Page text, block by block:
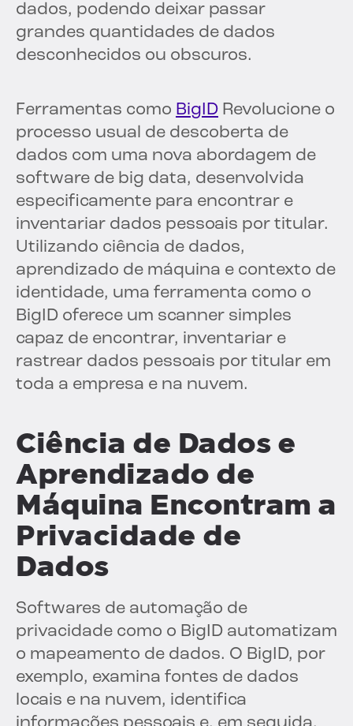
dados, podendo deixar passar
grandes quantidades de dados
desconhecidos ou obscuros.
Ferramentas como BigID Revolucione o
processo usual de descoberta de
dados com uma nova abordagem de
software de big data, desenvolvida
especificamente para encontrar e
inventariar dados pessoais por titular.
Utilizando ciência de dados,
aprendizado de máquina e contexto de
identidade, uma ferramenta como o
BigID oferece um scanner simples
capaz de encontrar, inventariar e
rastrear dados pessoais por titular em
toda a empresa e na nuvem.
Ciência de Dados e
Aprendizado de
Máquina Encontram a
Privacidade de
Dados
Softwares de automação de
privacidade como o BigID automatizam
o mapeamento de dados. O BigID, por
exemplo, examina fontes de dados
locais e na nuvem, identifica